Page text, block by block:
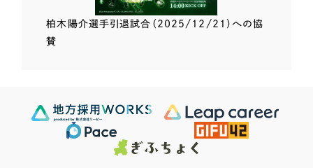
柏木陽介選手引退試合（2025/12/21）への協
賛